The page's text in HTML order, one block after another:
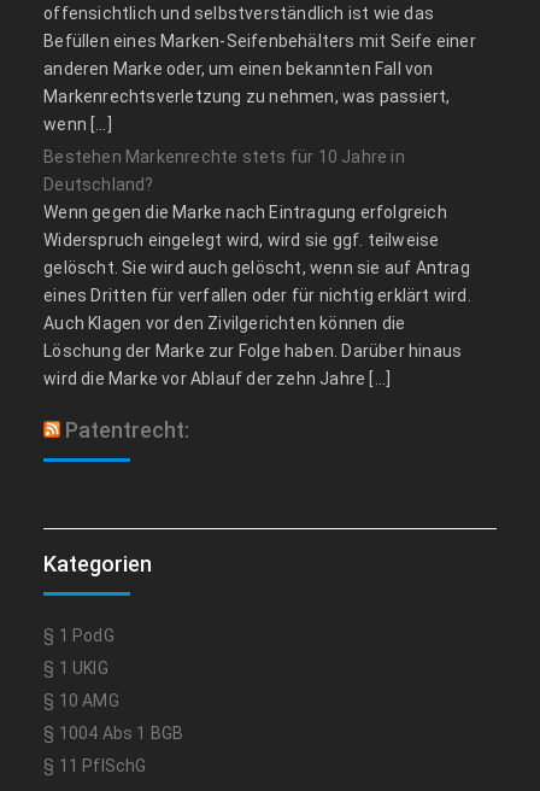
offensichtlich und selbstverständlich ist wie das
Befüllen eines Marken-Seifenbehälters mit Seife einer
anderen Marke oder, um einen bekannten Fall von
Markenrechtsverletzung zu nehmen, was passiert,
wenn […]
Bestehen Markenrechte stets für 10 Jahre in
Deutschland?
Wenn gegen die Marke nach Eintragung erfolgreich
Widerspruch eingelegt wird, wird sie ggf. teilweise
gelöscht. Sie wird auch gelöscht, wenn sie auf Antrag
eines Dritten für verfallen oder für nichtig erklärt wird.
Auch Klagen vor den Zivilgerichten können die
Löschung der Marke zur Folge haben. Darüber hinaus
wird die Marke vor Ablauf der zehn Jahre […]
Patentrecht:
Kategorien
§ 1 PodG
§ 1 UKlG
§ 10 AMG
§ 1004 Abs 1 BGB
§ 11 PflSchG